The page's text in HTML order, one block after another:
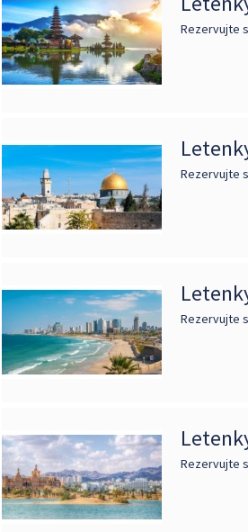
Rezervujte
Rezervujte
Rezervujte
Rezervujte